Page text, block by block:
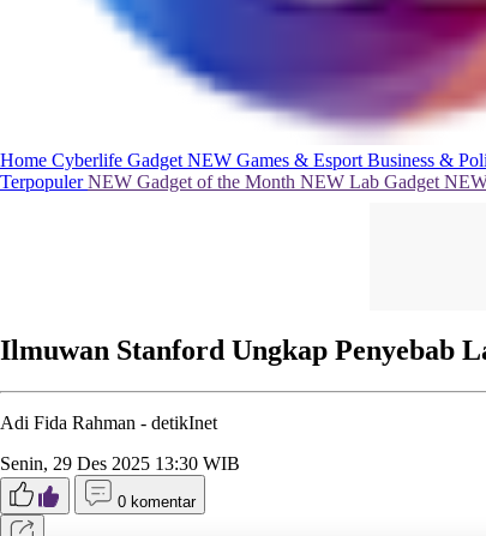
Home Cyberlife Gadget NEW Games & Esport Business &
TerpopulerNEW Gadget of the Month NEW Lab Gadget
Ilmuwan Stanford Ungkap Penyebab
Adi Fida Rahman - detikInet
Senin, 29 Des 2025 13:30 WIB
0 komentar